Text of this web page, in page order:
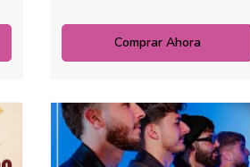
Comprar Ahora